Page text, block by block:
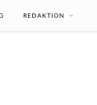
REDAKTION